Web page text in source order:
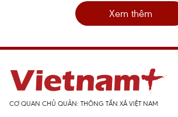
Xem thêm
CƠ QUAN CHỦ QUẢN: THÔNG TẤN XÃ VIỆT NAM